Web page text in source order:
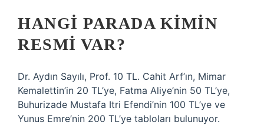
HANGI PARADA KIMIN
RESMI VAR?
Dr. Aydın Sayılı, Prof. 10 TL. Cahit Arf’ın, Mimar
Kemalettin’in 20 TL’ye, Fatma Aliye’nin 50 TL’ye,
Buhurizade Mustafa Itri Efendi’nin 100 TL’ye ve
Yunus Emre’nin 200 TL’ye tabloları bulunuyor.